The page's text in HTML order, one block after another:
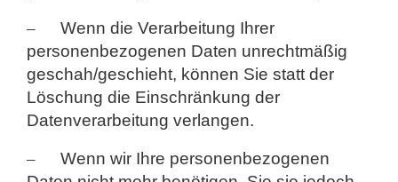
–
Wenn die Verarbeitung Ihrer
personenbezogenen Daten unrechtmäßig
geschah/geschieht, können Sie statt der
Löschung die Einschränkung der
Datenverarbeitung verlangen.
–
Wenn wir Ihre personenbezogenen